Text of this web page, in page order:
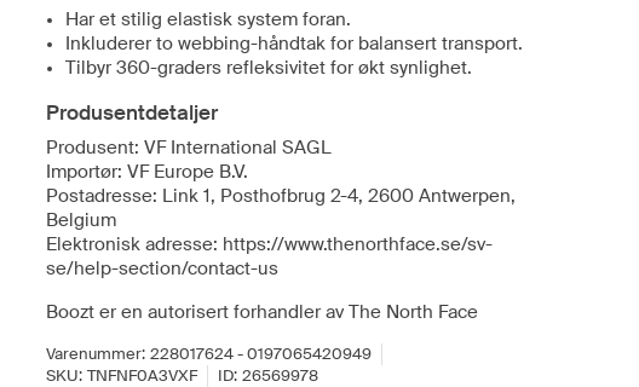
Har et stilig elastisk system foran.
Inkluderer to webbing-håndtak for balansert transport.
Tilbyr 360-graders refleksivitet for økt synlighet.
Produsentdetaljer
Produsent: VF International SAGL
Importør: VF Europe B.V.
Postadresse: Link 1, Posthofbrug 2-4, 2600 Antwerpen,
Belgium
Elektronisk adresse: https://www.thenorthface.se/sv-
se/help-section/contact-us
Boozt er en autorisert forhandler av The North Face
Varenummer: 228017624 - 0197065420949
SKU: TNFNF0A3VXF ID: 26569978